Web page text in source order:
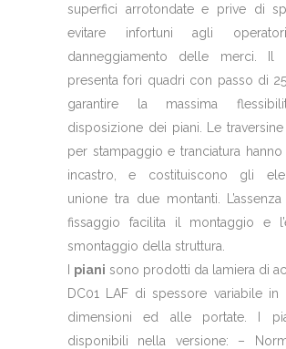
superfici arrotondate e prive di
evitare infortuni agli
danneggiamento delle merci. Il
presenta fori quadri con passo di
garantire la massima
disposizione dei piani. Le
per stampaggio e tranciatura
incastro, e costituiscono gli
unione tra due montanti.
fissaggio facilita il montaggio e
smontaggio della struttura.
I piani sono prodotti da lamiera di
DC01 LAF di spessore variabile in
dimensioni ed alle portate. I
disponibili nella versione: –